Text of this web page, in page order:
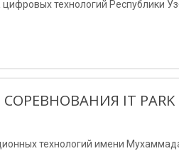
технологий Республики
IT PARK
технологий имени